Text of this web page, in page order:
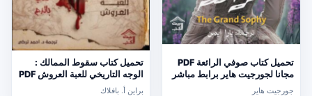
تحميل كتاب صوفي الرائعة PDF
مجانا لجورجيت هاير برابط مباشر
جورجيت هاير
تحميل كتاب سقوط الممالك :
الوجه التاريخي للعبة العروش PDF
مجانا
براين أ. بافلاك